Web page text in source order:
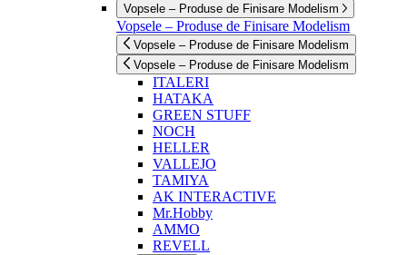
Vopsele – Produse de Finisare Modelism
Vopsele – Produse de Finisare Modelism
Vopsele – Produse de Finisare Modelism
Vopsele – Produse de Finisare Modelism
ITALERI
HATAKA
GREEN STUFF
NOCH
HELLER
VALLEJO
TAMIYA
AK INTERACTIVE
Mr.Hobby
AMMO
REVELL